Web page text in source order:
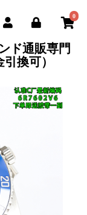
0
ド通販専門
換可）